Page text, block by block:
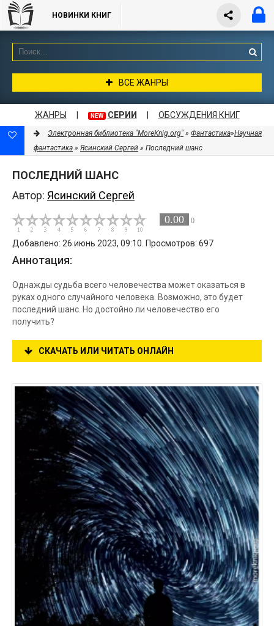
НОВИНКИ КНИГ
ВСЕ ЖАНРЫ
ЖАНРЫ NEW СЕРИИ ОБСУЖДЕНИЯ КНИГ
Электронная библиотека "MoreKnig.org" » Фантастика»Научная
фантастика » Ясинский Сергей » Последний шанс
ПОСЛЕДНИЙ ШАНС
Автор: Ясинский Сергей
0.00 0
Добавлено: 26 июнь 2023, 09:10. Просмотров: 697
Аннотация:
Однажды судьба всего человечества может оказаться в
руках одного случайного человека. Возможно, это будет
последний шанс. Но достойно ли человечество его
получить?
СКАЧАТЬ ИЛИ ЧИТАТЬ ОНЛАЙН